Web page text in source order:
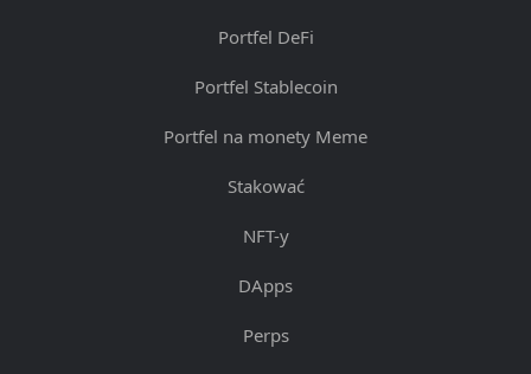
Portfel DeFi
Portfel Stablecoin
Portfel na monety Meme
Stakować
NFT-y
DApps
Perps